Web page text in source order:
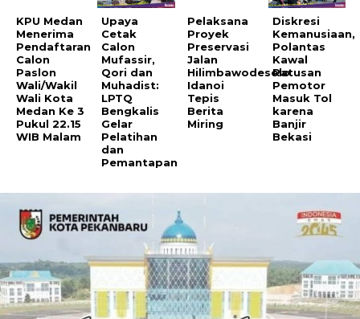
Calon
Paslon
Wali/Wakil
Wali Kota
Medan Ke 3
Pukul 22.15
WIB Malam
Upaya
Cetak
Calon
Mufassir,
Qori dan
Muhadist:
LPTQ
Bengkalis
Gelar
Pelatihan
dan
Pemantapan
Pelaksana
Proyek
Preservasi
Jalan
Hilimbawodesolo
Idanoi
Tepis
Berita
Miring
Diskresi
Kemanusiaan,
Polantas
Kawal
Ratusan
Pemotor
Masuk Tol
karena
Banjir
Bekasi